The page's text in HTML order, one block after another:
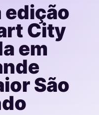
edição
City
em
São